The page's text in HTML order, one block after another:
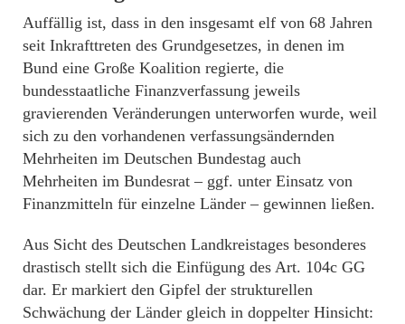
Auffällig ist, dass in den insgesamt elf von 68 Jahren
seit Inkrafttreten des Grundgesetzes, in denen im
Bund eine Große Koalition regierte, die
bundesstaatliche Finanzverfassung jeweils
gravierenden Veränderungen unterworfen wurde, weil
sich zu den vorhandenen verfassungsändernden
Mehrheiten im Deutschen Bundestag auch
Mehrheiten im Bundesrat – ggf. unter Einsatz von
Finanzmitteln für einzelne Länder – gewinnen ließen.
Aus Sicht des Deutschen Landkreistages besonderes
drastisch stellt sich die Einfügung des Art. 104c GG
dar. Er markiert den Gipfel der strukturellen
Schwächung der Länder gleich in doppelter Hinsicht: